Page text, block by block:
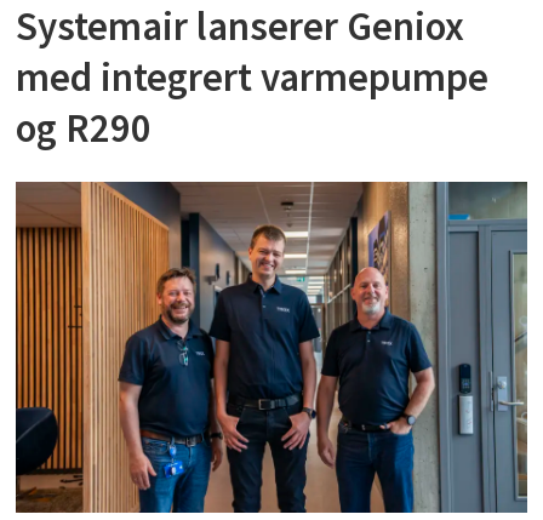
Systemair lanserer Geniox
med integrert varmepumpe
og R290